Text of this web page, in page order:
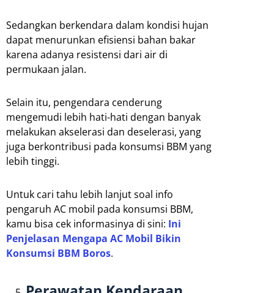
Sedangkan berkendara dalam kondisi hujan
dapat menurunkan efisiensi bahan bakar
karena adanya resistensi dari air di
permukaan jalan.
Selain itu, pengendara cenderung
mengemudi lebih hati-hati dengan banyak
melakukan akselerasi dan deselerasi, yang
juga berkontribusi pada konsumsi BBM yang
lebih tinggi.
Untuk cari tahu lebih lanjut soal info
pengaruh AC mobil pada konsumsi BBM,
kamu bisa cek informasinya di sini: Ini
Penjelasan Mengapa AC Mobil Bikin
Konsumsi BBM Boros.